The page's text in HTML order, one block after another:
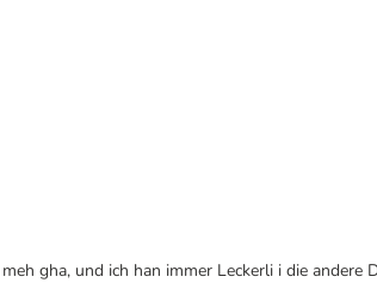
gha, und ich han immer Leckerli i die